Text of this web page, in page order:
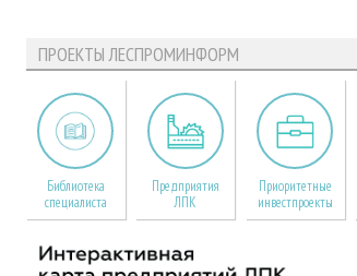
ПРОЕКТЫ ЛЕСПРОМИНФОРМ
Библиотека
специалиста
Предприятия
ЛПК
Приоритетные
инвестпроекты